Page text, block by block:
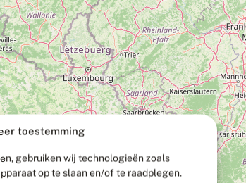
toestemming
gebruiken wij technologieën zoals
op te slaan en/of te raadplegen.